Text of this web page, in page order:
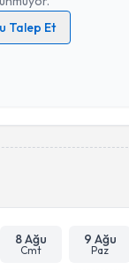
Talep Et
ilişkinAydınlatma Metni
8 Ağu
Cmt
9 Ağu
Paz